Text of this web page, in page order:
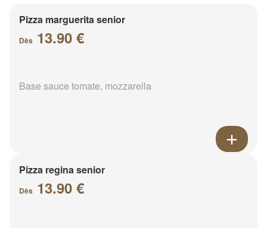
Pizza marguerita senior
Dès 13.90 €
Base sauce tomate, mozzarella
Pizza regina senior
Dès 13.90 €